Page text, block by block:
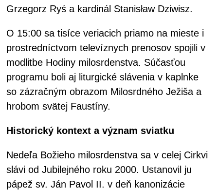
Grzegorz Ryś a kardinál Stanisław Dziwisz.
O 15:00 sa tisíce veriacich priamo na mieste i
prostredníctvom televíznych prenosov spojili v
modlitbe Hodiny milosrdenstva. Súčasťou
programu boli aj liturgické slávenia v kaplnke
so zázračným obrazom Milosrdného Ježiša a
hrobom svätej Faustíny.
Historický kontext a význam sviatku
Nedeľa Božieho milosrdenstva sa v celej Cirkvi
slávi od Jubilejného roku 2000. Ustanovil ju
pápež sv. Ján Pavol II. v deň kanonizácie